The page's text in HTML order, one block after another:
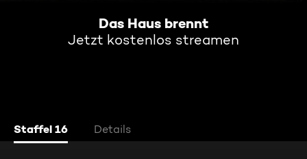
Das Haus brennt
Jetzt kostenlos streamen
Staffel 16 Details